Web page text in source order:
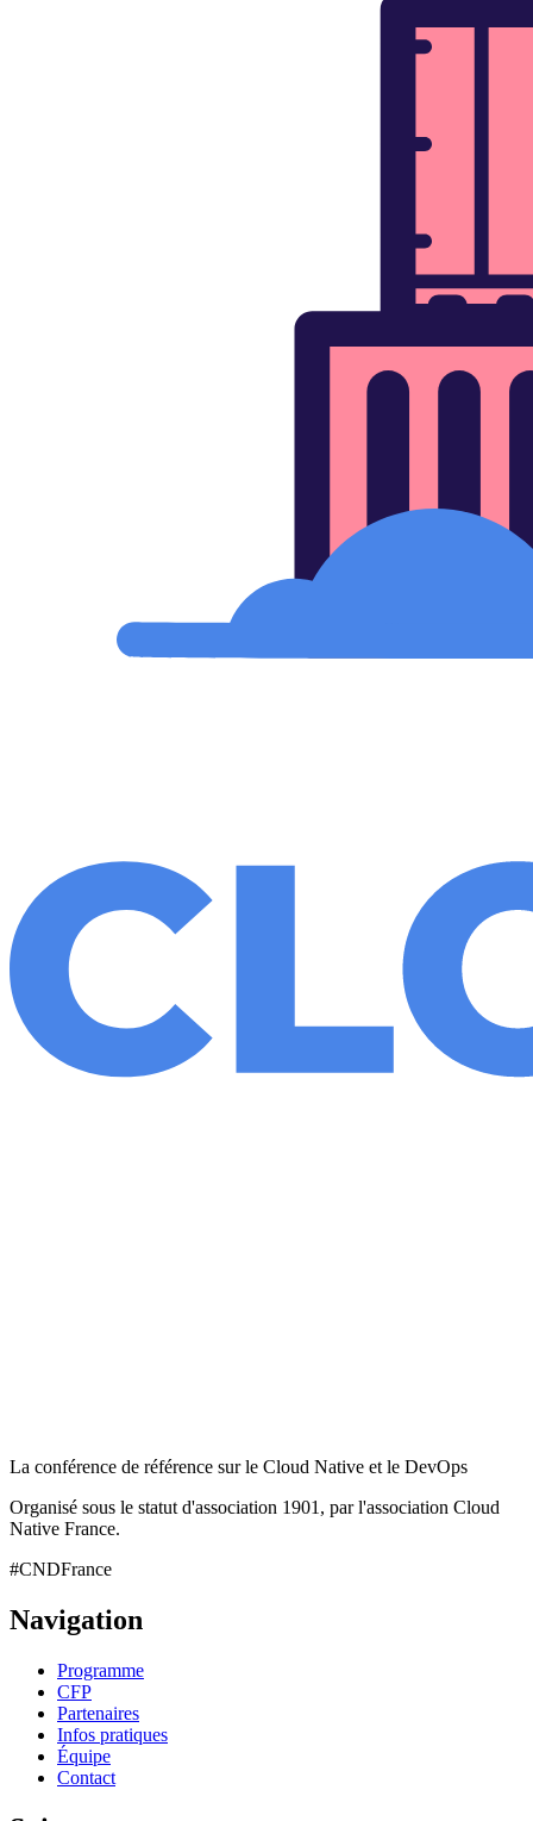
La conférence de référence sur le Cloud Native et le DevOps
Organisé sous le statut d'association 1901, par l'association Cloud
Native France.
#CNDFrance
Navigation
Programme
CFP
Partenaires
Infos pratiques
Équipe
Contact